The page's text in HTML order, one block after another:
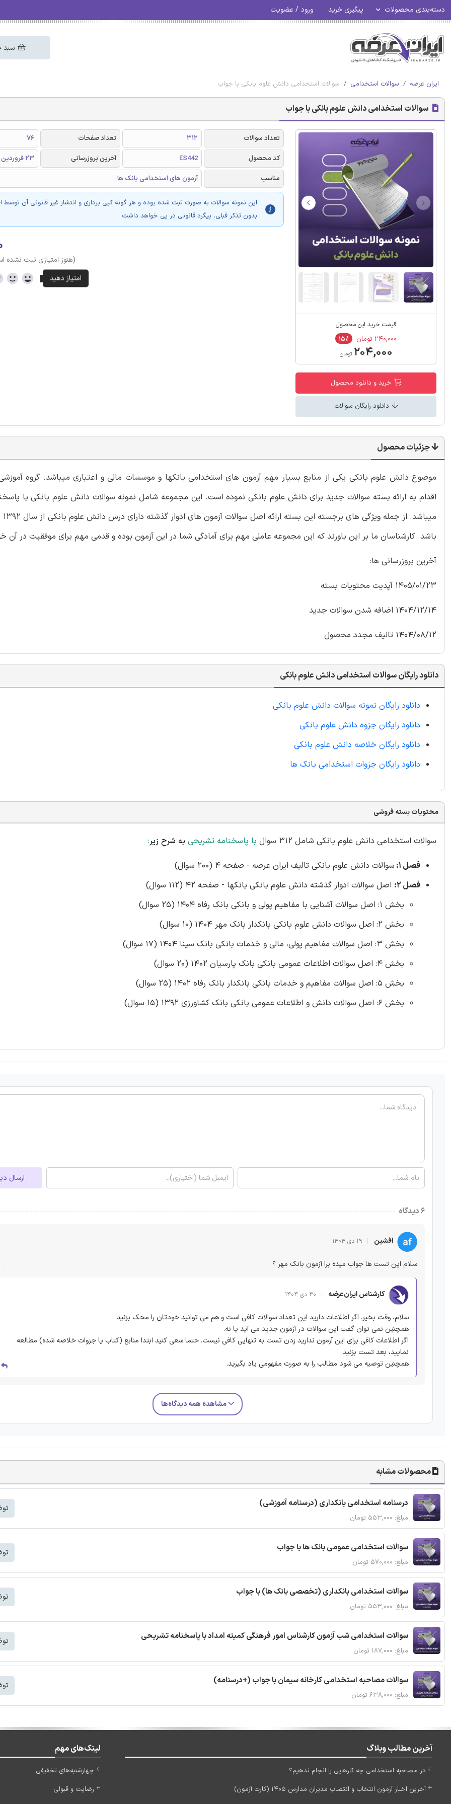
دسته‌بندی محصولات پیگیری خرید ورود / عضویت
سبد
ایران عرضه سوالات استخدامی سوالات استخدامی دانش علوم بانکی با جواب
سوالات استخدامی دانش علوم بانکی با جواب
قیمت خرید این محصول
۲۴۰,۰۰۰ تومان ۱۵٪
۲۰۴,۰۰۰ تومان
خرید و دانلود محصول
دانلود رایگان سوالات
تعداد سوالات 312 تعداد صفحات
76
کد محصول
ES442 آخرین بروزرسانی
23 فروردین 1405
مناسب
آزمون های استخدامی بانک ها
این نمونه سوالات به صورت ثبت شده بوده و هر گونه کپی برداری و انتشار غیر قانونی آن توسط
بدون تذکر قبلی، پیگرد قانونی در پی خواهد داشت.
(هنوز امتیازی ثبت نشده
جزئیات محصول
موضوع دانش علوم بانکی یکی از منابع بسیار مهم آزمون های استخدامی بانکها و موسسات مالی و اعتباری میباشد. گروه
اقدام به ارائه بسته سوالات جدید برای دانش علوم بانکی نموده است. این مجموعه شامل نمونه سوالات دانش علوم بانکی با
باشد. کارشناسان ما بر این باورند که این مجموعه عاملی مهم برای آمادگی شما در این آزمون بوده و قدمی مهم برای موفقیت در آن
آخرین بروزرسانی ها:
1405/01/23 آپدیت محتویات بسته
1404/12/14 اضافه شدن سوالات جدید
1404/08/12 تالیف مجدد محصول
دانلود رایگان سوالات استخدامی دانش علوم بانکی
دانلود رایگان نمونه سوالات دانش علوم بانکی
دانلود رایگان جزوه دانش علوم بانکی
دانلود رایگان خلاصه دانش علوم بانکی
دانلود رایگان جزوات استخدامی بانک ها
محتویات بسته فروشی
سوالات استخدامی دانش علوم بانکی شامل 312 سوال با پاسخنامه تشریحی به شرح زیر:
فصل 1:
سوالات دانش علوم بانکی تالیف ایران عرضه - صفحه 4 (200 سوال)
فصل 2:
اصل سوالات ادوار گذشته دانش علوم بانکی بانکها - صفحه 42 (112 سوال)
بخش 1: اصل سوالات آشنایی با مفاهیم پولی و بانکی بانک رفاه 1404 (25 سوال)
بخش 2: اصل سوالات دانش علوم بانکی بانکدار بانک مهر 1404 (10 سوال)
بخش 3: اصل سوالات مفاهیم پولی، مالی و خدمات بانکی بانک سینا 1404 (17 سوال)
بخش 4: اصل سوالات اطلاعات عمومی بانکی بانک پارسیان 1402 (20 سوال)
بخش 5: اصل سوالات مفاهیم و خدمات بانکی بانکدار بانک رفاه 1402 (25 سوال)
بخش 6: اصل سوالات دانش و اطلاعات عمومی بانکی بانک کشاورزی 1392 (15 سوال)
ارسال
۶ دیدگاه
افشین ۲۹ دی ۱۴۰۴
سلام این تست ها جواب میده برا آزمون بانک مهر ؟
کارشناس ایران‌عرضه ۳۰ دی ۱۴۰۴
سلام، وقت بخیر. اگر اطلاعات دارید این تعداد سوالات کافی است و هم می توانید خودتان را محک بزنید.
همچنین نمی توان گفت این سوالات در آزمون جدید می آید یا نه.
اگر اطلاعات کافی برای این آزمون ندارید زدن تست به تنهایی کافی نیست. حتما سعی کنید ابتدا منابع (کتاب یا جزوات خلاصه شده) مطالعه
نمایید، بعد تست بزنید.
همچنین توصیه می شود مطالب را به صورت مفهومی یاد بگیرید.
مشاهده همه دیدگاه‌ها
محصولات مشابه
درسنامه استخدامی بانکداری (درسنامه آموزشی)
مبلغ: ۵۵۳,۰۰۰ تومان
سوالات استخدامی عمومی بانک ها با جواب
مبلغ: ۵۷۰,۰۰۰ تومان
سوالات استخدامی بانکداری (تخصصی بانک ها) با جواب
مبلغ: ۵۵۳,۰۰۰ تومان
سوالات استخدامی شب آزمون کارشناس امور فرهنگی کمیته امداد با پاسخنامه تشریحی
مبلغ: ۱۸۷,۰۰۰ تومان
سوالات مصاحبه استخدامی کارخانه سیمان با جواب (+درسنامه)
مبلغ: ۶۳۸,۰۰۰ تومان
آخرین مطالب وبلاگ
در مصاحبه استخدامی چه کارهایی را انجام ندهیم؟
آخرین اخبار آزمون انتخاب و انتصاب مدیران مدارس 1405 (کارت آزمون)
لینک‌های مهم
چهارشنبه‌های تخفیفی
رضایت و قبولی